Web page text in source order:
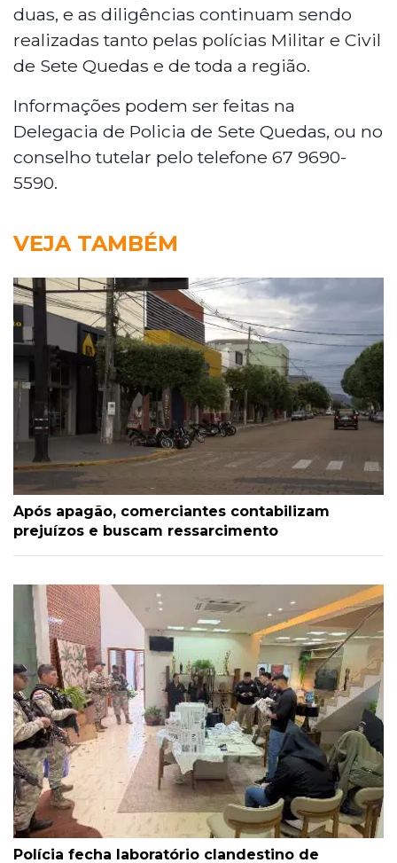
duas, e as diligências continuam sendo
realizadas tanto pelas polícias Militar e Civil
de Sete Quedas e de toda a região.
Informações podem ser feitas na
Delegacia de Policia de Sete Quedas, ou no
conselho tutelar pelo telefone 67 9690-
5590.
VEJA TAMBÉM
Após apagão, comerciantes contabilizam
prejuízos e buscam ressarcimento
Polícia fecha laboratório clandestino de